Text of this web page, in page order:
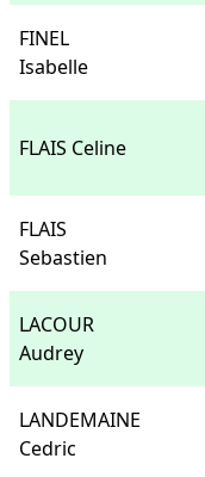
FINEL
Isabelle
FLAIS Celine
FLAIS
Sebastien
LACOUR
Audrey
LANDEMAINE
Cedric